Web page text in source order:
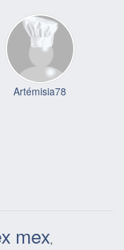
Artémisia78
mex,